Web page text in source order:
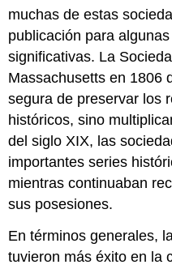
muchas de estas
publicación para
significativas. La
Massachusetts en 1806
segura de preservar los
históricos, sino
del siglo XIX, las
importantes series
mientras continuaban
sus posesiones.
En términos generales,
tuvieron más éxito en la